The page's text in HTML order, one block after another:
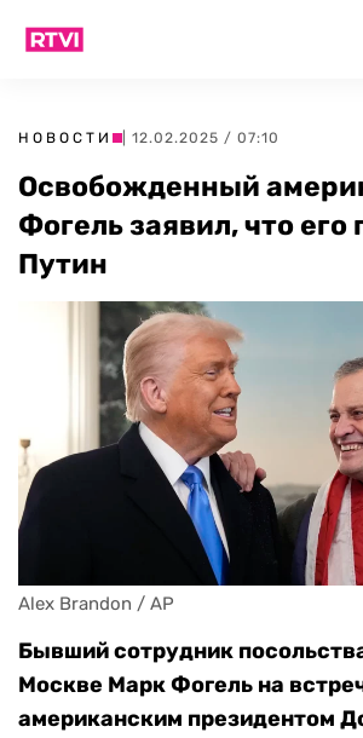
НОВОСТИ | 12.02.2025 / 07:10
Освобожденный
Фогель заявил, что его
Путин
Alex Brandon / AP
Бывший сотрудник
Москве Марк Фогель на
американским президентом